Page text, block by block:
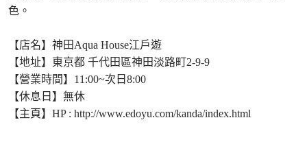
色。
【店名】神田Aqua House江戶遊
【地址】東京都 千代田區神田淡路町2-9-9
【營業時間】11:00~次日8:00
【休息日】無休
【主頁】HP : http://www.edoyu.com/kanda/index.html